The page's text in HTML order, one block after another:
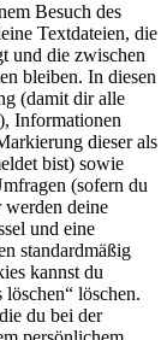
Besuch des
Textdateien, die
und die zwischen
bleiben. In diesen
(damit dir alle
Informationen
dieser als
bist) sowie
(sofern du
werden deine
und eine
standardmäßig
kannst du
löschen.
du bei der